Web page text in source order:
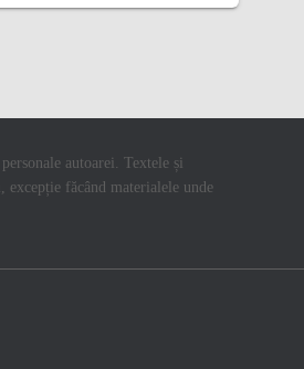
autoarei. Textele și
excepție făcând materialele unde